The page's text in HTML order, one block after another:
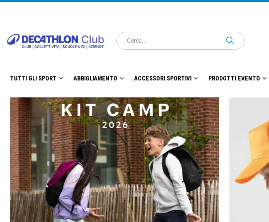
TUTTI GLI SPORT ABBIGLIAMENTO ACCESSORI SPORTIVI PRODOTTI EVENTO